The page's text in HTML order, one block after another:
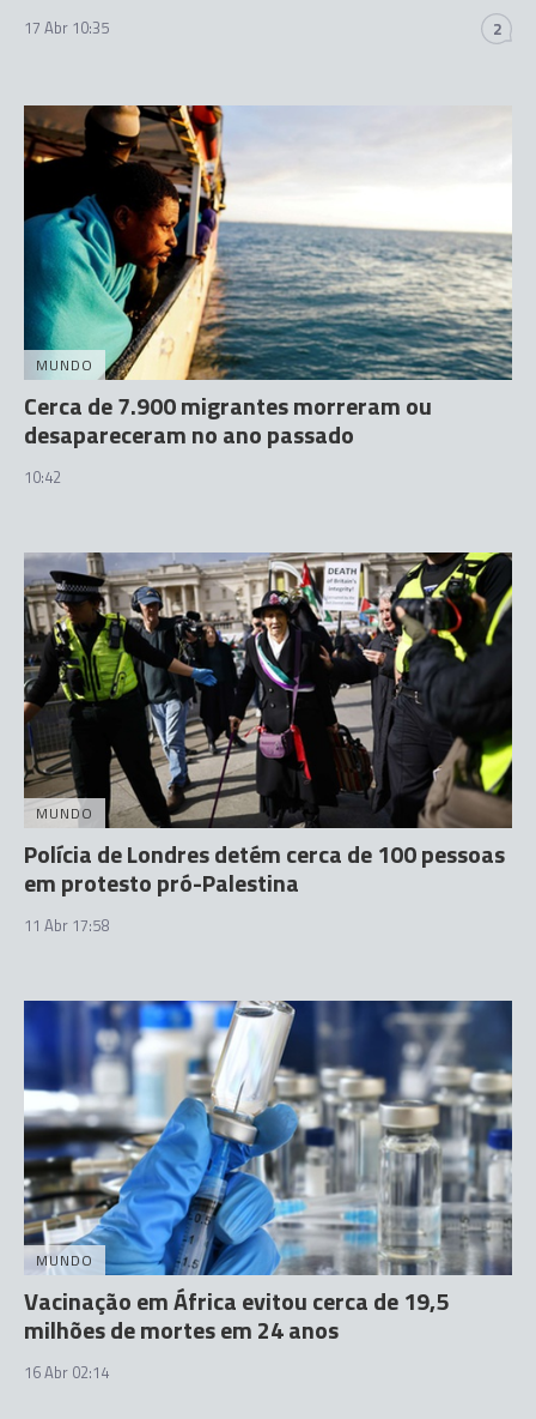
17 Abr 10:35 2
MUNDO
Cerca de 7.900 migrantes morreram ou
desapareceram no ano passado
10:42
MUNDO
Polícia de Londres detém cerca de 100 pessoas
em protesto pró-Palestina
11 Abr 17:58
MUNDO
Vacinação em África evitou cerca de 19,5
milhões de mortes em 24 anos
16 Abr 02:14